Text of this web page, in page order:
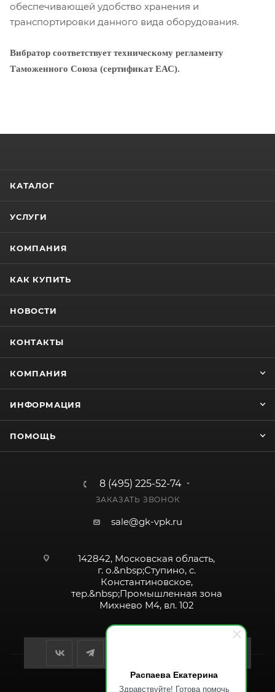
Распаева Екатерина
Здравствуйте! Готова помочь
обеспечивающей удобство хранения и
транспортировки данного вида оборудования.
Вибратор соответствует техническому регламенту
Таможенного Союза (сертификат ЕАС).
КАТАЛОГ
УСЛУГИ
КОМПАНИЯ
КАК КУПИТЬ
НОВОСТИ
КОНТАКТЫ
КОМПАНИЯ
ИНФОРМАЦИЯ
ПОМОЩЬ
8 (495) 225-52-74
ЗАКАЗАТЬ ЗВОНОК
sale@gk-vpk.ru
142842, Московская область,
г. о.&nbsp;Ступино, с.
Константиновское,
тер.&nbsp;Промышленная зона
Михнево М4, вл. 102